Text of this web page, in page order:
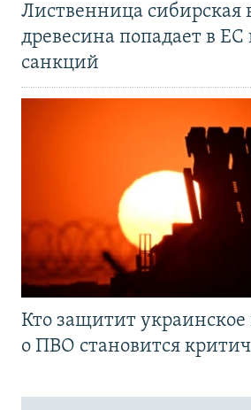
Лиственница сибирская
древесина попадает в ЕС
санкций
Кто защитит украинское
о ПВО становится